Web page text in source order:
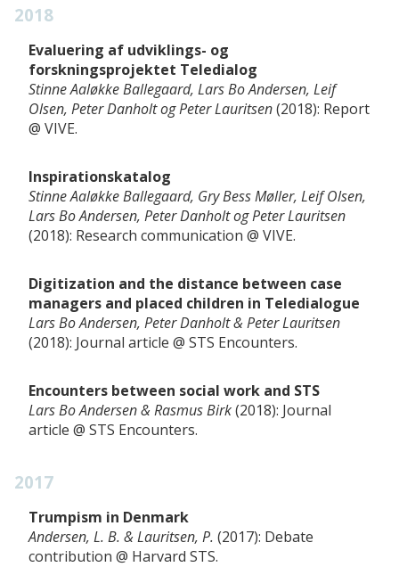
2018
Evaluering af udviklings- og
forskningsprojektet Teledialog
Stinne Aaløkke Ballegaard, Lars Bo Andersen, Leif
Olsen, Peter Danholt og Peter Lauritsen 2018
Report
VIVE
Inspirationskatalog
Stinne Aaløkke Ballegaard, Gry Bess Møller, Leif Olsen,
Lars Bo Andersen, Peter Danholt og Peter Lauritsen
2018
Research communication VIVE
Digitization and the distance between case
managers and placed children in Teledialogue
Lars Bo Andersen, Peter Danholt & Peter Lauritsen
2018
Journal article STS Encounters
Encounters between social work and STS
Lars Bo Andersen & Rasmus Birk 2018
Journal
article
STS Encounters
2017
Trumpism in Denmark
Andersen, L. B. & Lauritsen, P. 2017 Debate
contribution
Harvard STS